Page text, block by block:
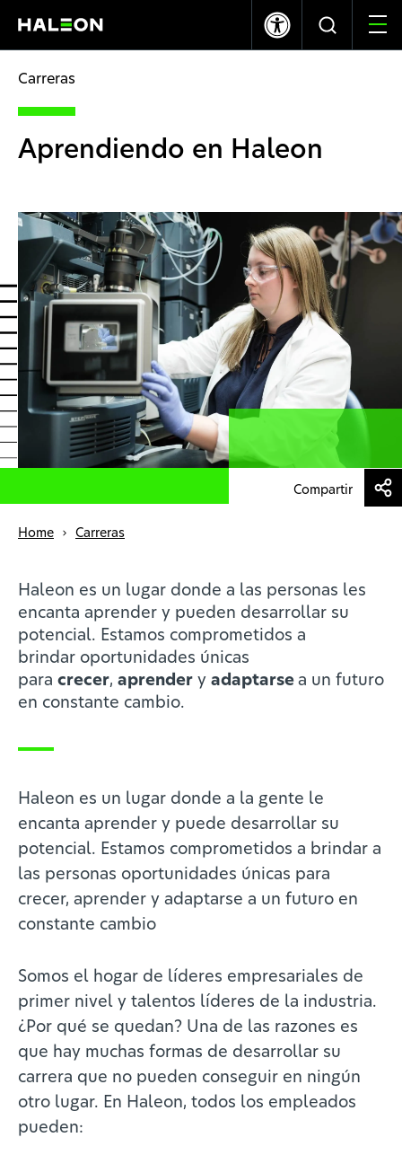
Nuestras Marcas
Nuestro Impacto
Investors
Carreras
News
ES
Carreras
Aprendiendo en Haleon
Home Carreras
Compartir
Haleon es un lugar donde a las personas les
encanta aprender y pueden desarrollar su
potencial. Estamos comprometidos a
brindar oportunidades únicas
para crecer, aprender y adaptarse a un futuro
en constante cambio.
Haleon es un lugar donde a la gente le
encanta aprender y puede desarrollar su
potencial. Estamos comprometidos a brindar a
las personas oportunidades únicas para
crecer, aprender y adaptarse a un futuro en
constante cambio
Somos el hogar de líderes empresariales de
primer nivel y talentos líderes de la industria.
¿Por qué se quedan? Una de las razones es
que hay muchas formas de desarrollar su
carrera que no pueden conseguir en ningún
otro lugar. En Haleon, todos los empleados
pueden: